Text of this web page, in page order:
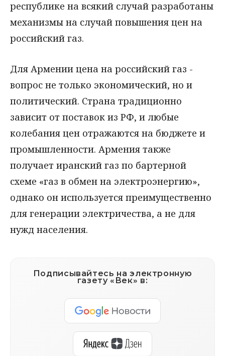
республике на всякий случай разработаны
механизмы на случай повышения цен на
российский газ.
Для Армении цена на российский газ -
вопрос не только экономический, но и
политический. Страна традиционно
зависит от поставок из РФ, и любые
колебания цен отражаются на бюджете и
промышленности. Армения также
получает иранский газ по бартерной
схеме «газ в обмен на электроэнергию»,
однако он используется преимущественно
для генерации электричества, а не для
нужд населения.
Подписывайтесь на электронную
газету «Век» в: